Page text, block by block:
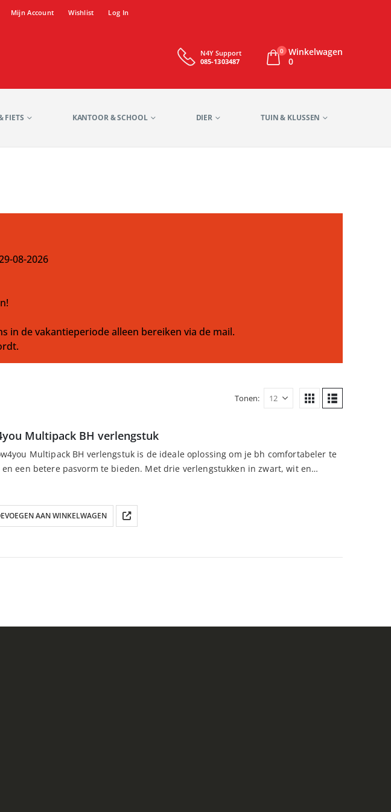
Mijn Account Wishlist Log In
N4Y Support
085-1303487
0 Winkelwagen
0
FIETS KANTOOR & SCHOOL DIER TUIN & KLUSSEN
08-2026
in de vakantieperiode alleen bereiken via de mail.
Tonen:
Multipack BH verlengstuk
Multipack BH verlengstuk is de ideale oplossing om je bh comfortabeler te
en een betere pasvorm te bieden. Met drie verlengstukken in zwart, wit en
AAN WINKELWAGEN